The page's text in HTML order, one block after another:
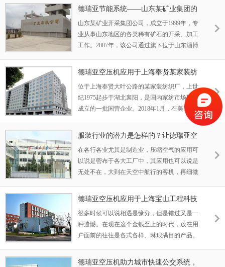
德瑞亚节能系统——山东某矿业集团的
品质选择
山东某矿业开采集团公司，成立于1999年，专
业从事山东地区的各类稀有矿石的开采、加工
工作。2007年，该公司通过旗下位于山东淄博
人邓经理。德瑞亚压缩机是一家技术起源于德
司，目前的总部地址位于上海闵行境内。
德瑞亚空压机应用于上海奉贤某家装纺
织，为企业实力助阵
位于上海奉贤大叶公路的某家装纺织厂，上世
纪1975起步于湖北襄阳，是国内家纺市场较早
成立的一批国营企业。2018年1月，在美国西
雅图设立了相关的研究室，自成立以来通过二
十多年的稳中求进，市场份额逐步占据了国外
增长速度持续以接近10％的数字迅速成长。
服装行业的潜力是怎样的？让德瑞亚空
压机告诉您
在各行各业尤其是制造业，压缩空气的应用可
以说是密布于各大工厂中，其应用也可以说是
无处不在，大到在天空中航行的客机，再细微
身影。作为人们经常穿或更换的服装，其存在
式。而正是这样充满着色彩的生活方式，背后
也缺少不了高品质压缩机的帮助。
德瑞亚空压机应用于上海宝山工程科技
园区，助力实业腾飞
很多时候可以说相遇是缘分，但是错过又是一
种遗憾。在现在这个金钱至上的时代，放在用
户面前的往往是各式各样、琳琅满目的产品。
程中，作为用户，蕞担心的就是买到了品质不
德瑞亚空压机助力城市快速公交系统，